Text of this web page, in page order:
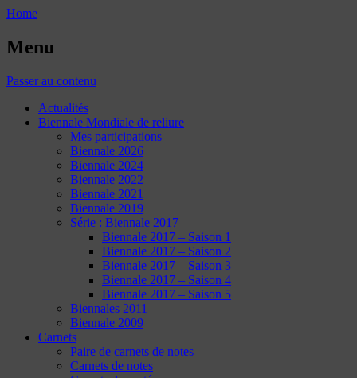
Home
Menu
Passer au contenu
Actualités
Biennale Mondiale de reliure
Mes participations
Biennale 2026
Biennale 2024
Biennale 2022
Biennale 2021
Biennale 2019
Série : Biennale 2017
Biennale 2017 – Saison 1
Biennale 2017 – Saison 2
Biennale 2017 – Saison 3
Biennale 2017 – Saison 4
Biennale 2017 – Saison 5
Biennales 2011
Biennale 2009
Carnets
Paire de carnets de notes
Carnets de notes